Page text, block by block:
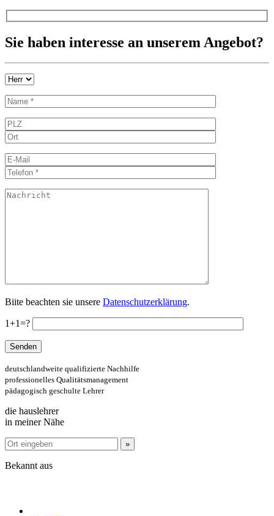
Sie haben interesse an unserem Angebot?
Biite beachten sie unsere Datenschutzerklärung.
1+1=?
deutschlandweite qualifizierte Nachhilfe
professionelles Qualitätsmanagement
pädagogisch geschulte Lehrer
die hauslehrer
in meiner Nähe
Bekannt aus